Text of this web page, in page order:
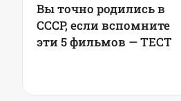
Вы точно родились в
СССР, если вспомните
эти 5 фильмов — ТЕСТ